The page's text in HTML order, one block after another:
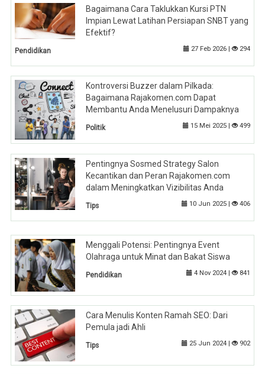
Bagaimana Cara Taklukkan Kursi PTN
Impian Lewat Latihan Persiapan SNBT yang
Efektif?
Pendidikan 27 Feb 2026 | 294
Kontroversi Buzzer dalam Pilkada:
Bagaimana Rajakomen.com Dapat
Membantu Anda Menelusuri Dampaknya
Politik 15 Mei 2025 | 499
Pentingnya Sosmed Strategy Salon
Kecantikan dan Peran Rajakomen.com
dalam Meningkatkan Vizibilitas Anda
Tips 10 Jun 2025 | 406
Menggali Potensi: Pentingnya Event
Olahraga untuk Minat dan Bakat Siswa
Pendidikan 4 Nov 2024 | 841
Cara Menulis Konten Ramah SEO: Dari
Pemula jadi Ahli
Tips 25 Jun 2024 | 902